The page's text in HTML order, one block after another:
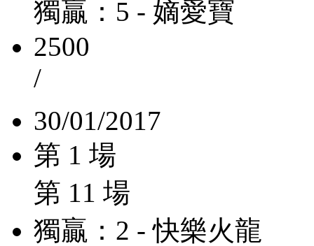
獨贏：5 - 嫡愛寶
2500
/
30/01/2017
第 1 場
第 11 場
獨贏：2 - 快樂火龍